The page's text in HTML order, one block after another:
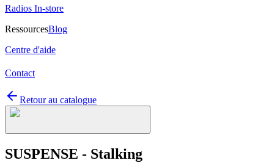
Radios In-store
RessourcesBlog
Centre d'aide
Contact
Retour au catalogue
SUSPENSE - Stalking